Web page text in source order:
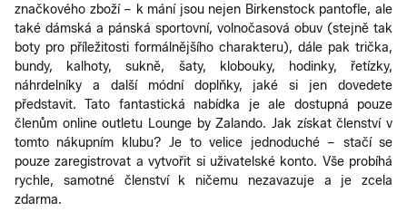
značkového zboží – k mání jsou nejen Birkenstock pantofle, ale
také dámská a pánská sportovní, volnočasová obuv (stejně tak
boty pro příležitosti formálnějšího charakteru), dále pak trička,
bundy, kalhoty, sukně, šaty, klobouky, hodinky, řetízky,
náhrdelníky a další módní doplňky, jaké si jen dovedete
představit. Tato fantastická nabídka je ale dostupná pouze
členům online outletu Lounge by Zalando. Jak získat členství v
tomto nákupním klubu? Je to velice jednoduché – stačí se
pouze zaregistrovat a vytvořit si uživatelské konto. Vše probíhá
rychle, samotné členství k ničemu nezavazuje a je zcela
zdarma.